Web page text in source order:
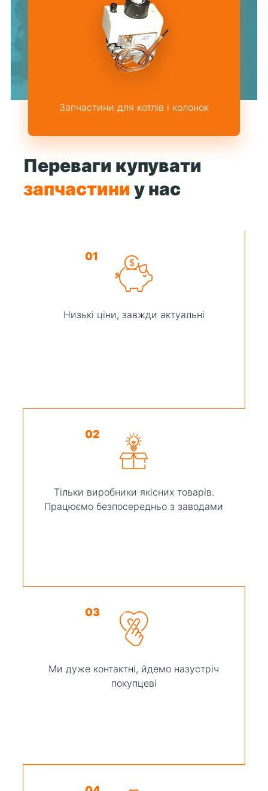
Запчастини для котлів і колонок
Переваги купувати
запчастиниу нас
01
Низькі ціни, завжди актуальні
02
Тільки виробники якісних товарів.
Працюємо безпосередньо з заводами
03
Ми дуже контактні, йдемо назустріч
покупцеві